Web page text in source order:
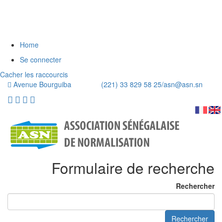
Home
Se connecter
Cacher les raccourcis
Avenue Bourguiba (221) 33 829 58 25/asn@asn.sn
Formulaire de recherche
Rechercher
Rechercher